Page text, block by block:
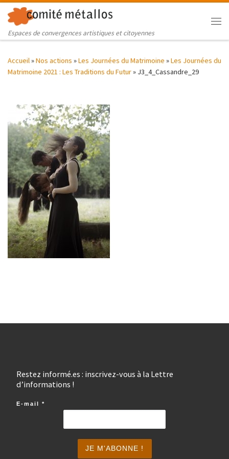
Skip to content
Espaces de convergences artistiques et citoyennes
Accueil»Nos actions »Les Journées du Matrimoine »Les Journées du
Matrimoine 2021 : Les Traditions du Futur» J3_4_Cassandre_29
Restez informé.es : inscrivez-vous à la Lettre
d’informations !
E-mail *